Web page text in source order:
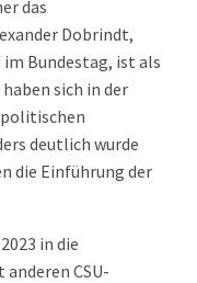
das
Dobrindt,
im Bundestag, ist als
sich in der
deutlich wurde
die Einführung der
in die
CSU-